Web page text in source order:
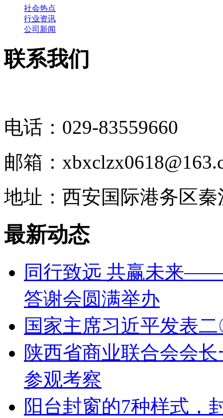
社会热点
行业资讯
公司新闻
联系我们
电话：029-83559660
邮箱：
地址：西安国际港务区秦
最新动态
同行致远 共赢未来
答谢会圆满举办
国家主席习近平发表
陕西省商业联合会会
参观考察
阳台封窗的7种样式，